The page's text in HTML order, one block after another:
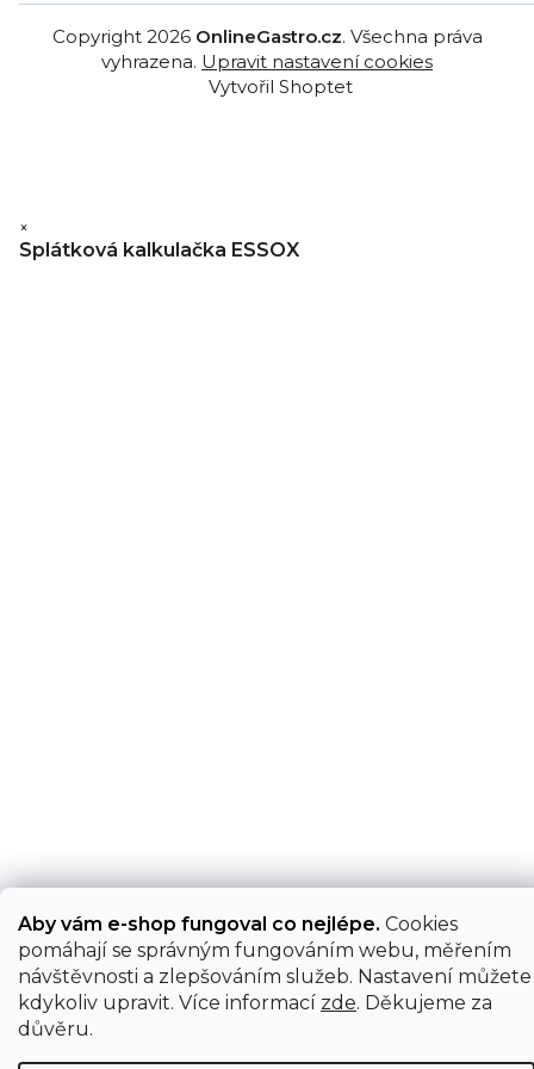
Aby vám e-shop fungoval co nejlépe. Cookies
pomáhají se správným fungováním webu, měřením
návštěvnosti a zlepšováním služeb. Nastavení můžete
kdykoliv upravit. Více informací zde. Děkujeme za
důvěru.
Vytvořil Shoptet
Copyright 2026 OnlineGastro.cz. Všechna práva
vyhrazena. Upravit nastavení cookies
×
Splátková kalkulačka ESSOX